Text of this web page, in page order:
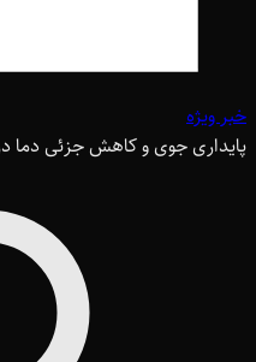
خبر ویژه
پایداری جوی و کاهش جزئی دما